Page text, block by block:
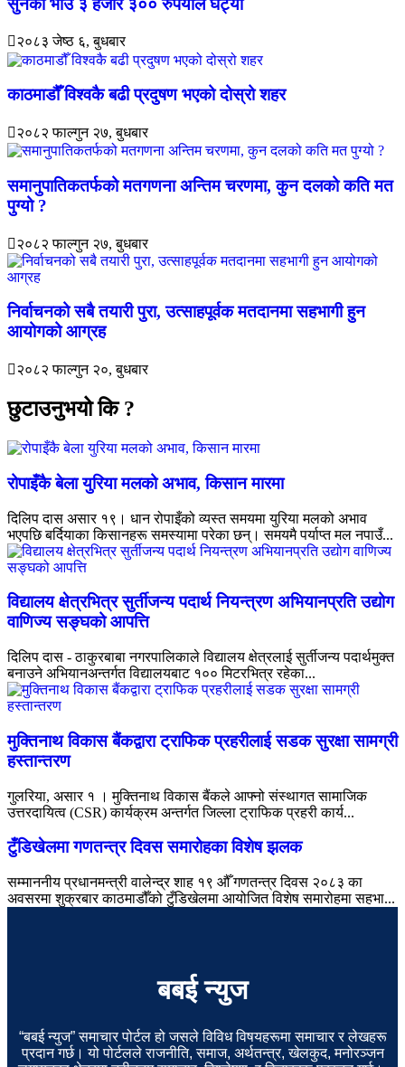
२०८३ जेष्ठ ६, बुधबार
काठमाडौँ विश्वकै बढी प्रदुषण भएको दोस्रो शहर
२०८२ फाल्गुन २७, बुधबार
समानुपातिकतर्फको मतगणना अन्तिम चरणमा, कुन दलको कति मत
पुग्यो ?
२०८२ फाल्गुन २७, बुधबार
निर्वाचनको सबै तयारी पुरा, उत्साहपूर्वक मतदानमा सहभागी हुन
आयोगको आग्रह
२०८२ फाल्गुन २०, बुधबार
छुटाउनुभयो कि ?
रोपाइँकै बेला युरिया मलको अभाव, किसान मारमा
दिलिप दास असार १९। धान रोपाइँको व्यस्त समयमा युरिया मलको अभाव
भएपछि बर्दियाका किसानहरू समस्यामा परेका छन्। समयमै पर्याप्त मल नपाउँ...
विद्यालय क्षेत्रभित्र सुर्तीजन्य पदार्थ नियन्त्रण अभियानप्रति उद्योग
वाणिज्य सङ्घको आपत्ति
दिलिप दास - ठाकुरबाबा नगरपालिकाले विद्यालय क्षेत्रलाई सुर्तीजन्य पदार्थमुक्त
बनाउने अभियानअन्तर्गत विद्यालयबाट १०० मिटरभित्र रहेका...
मुक्तिनाथ विकास बैंकद्वारा ट्राफिक प्रहरीलाई सडक सुरक्षा सामग्री
हस्तान्तरण
गुलरिया, असार १ । मुक्तिनाथ विकास बैंकले आफ्नो संस्थागत सामाजिक
उत्तरदायित्व (CSR) कार्यक्रम अन्तर्गत जिल्ला ट्राफिक प्रहरी कार्य...
टुँडिखेलमा गणतन्त्र दिवस समारोहका विशेष झलक
सम्माननीय प्रधानमन्त्री वालेन्द्र शाह १९ औँ गणतन्त्र दिवस २०८३ का
अवसरमा शुक्रबार काठमाडौँको टुँडिखेलमा आयोजित विशेष समारोहमा सहभा...
बबई न्युज
“बबई न्युज” समाचार पोर्टल हो जसले विविध विषयहरूमा समाचार र लेखहरू
प्रदान गर्छ। यो पोर्टलले राजनीति, समाज, अर्थतन्त्र, खेलकुद, मनोरञ्जन